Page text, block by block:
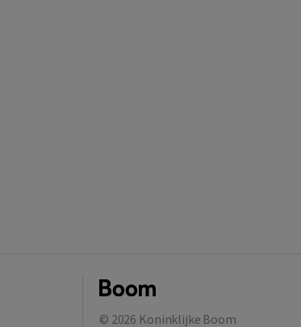
© 2026 Koninklijke Boom